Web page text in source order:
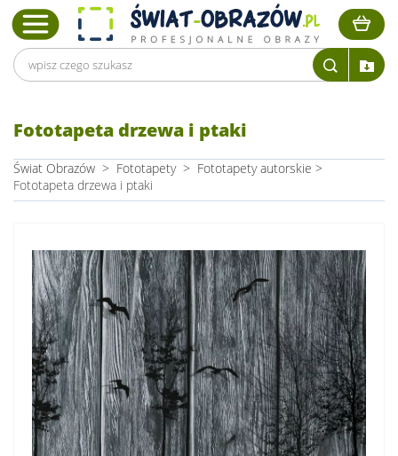
Fototapeta drzewa i ptaki
Świat Obrazów > Fototapety > Fototapety autorskie >
Fototapeta drzewa i ptaki